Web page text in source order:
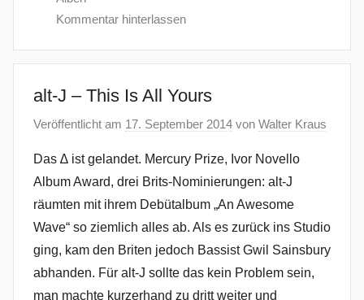
Kommentar hinterlassen
alt-J – This Is All Yours
Veröffentlicht am 17. September 2014 von Walter Kraus
Das ∆ ist gelandet. Mercury Prize, Ivor Novello
Album Award, drei Brits-Nominierungen: alt-J
räumten mit ihrem Debütalbum „An Awesome
Wave“ so ziemlich alles ab. Als es zurück ins Studio
ging, kam den Briten jedoch Bassist Gwil Sainsbury
abhanden. Für alt-J sollte das kein Problem sein,
man machte kurzerhand zu dritt weiter und